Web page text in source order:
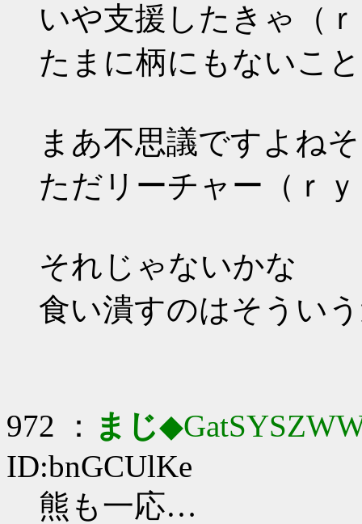
いや支援したきゃ（
たまに柄にもないこ
まあ不思議ですよね
ただリーチャー（ｒｙ
それじゃないかな
食い潰すのはそうい
972 ： まじ
ID:bnGCUlKe
熊も一応…